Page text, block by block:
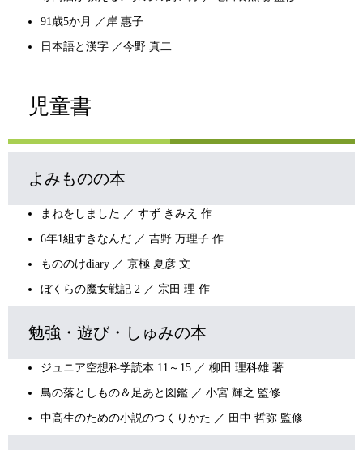
91歳5か月 ／岸 惠子
日本語と漢字 ／今野 真二
児童書
よみものの本
まねをしました ／ すず きみえ 作
6年1組すきなんだ ／ 吉野 万理子 作
もののけdiary ／ 京極 夏彦 文
ぼくらの魔女戦記 2 ／ 宗田 理 作
勉強・遊び・しゅみの本
ジュニア空想科学読本 11～15 ／ 柳田 理科雄 著
鳥の落としもの＆足あと図鑑 ／ 小宮 輝之 監修
中高生のための小説のつくりかた ／ 田中 哲弥 監修